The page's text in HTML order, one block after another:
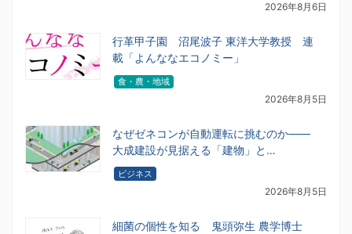
2026年8月6日
行革甲子園 沼尾波子 東洋大学教授 連
載「よんななエコノミー」
食・農・地域
2026年8月5日
なぜゼネコンが自動運転に挑むのか――
大成建設が見据える「建物」と…
ビジネス
2026年8月5日
細菌の個性を知る 鬼頭弥生 農学博士